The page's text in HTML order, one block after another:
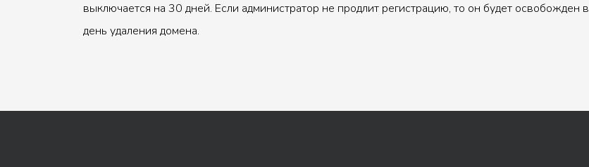
выключается на 30 дней. Если администратор не продлит регистрацию, то он будет освобожден в
день удаления домена.